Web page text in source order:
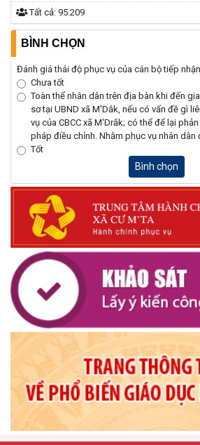
Tất cả: 95.209
BÌNH CHỌN
Đánh giá thái độ phục vụ của cán bộ tiếp
Chưa tốt
Toàn thể nhân dân trên địa bàn khi đến
sơ tại UBND xã M'Dắk, nếu có vấn đề gì
vụ của CBCC xã M'Drắk; có thể để lại
pháp điều chỉnh. Nhằm phục vụ nhân dân
Tốt
Bình chọn